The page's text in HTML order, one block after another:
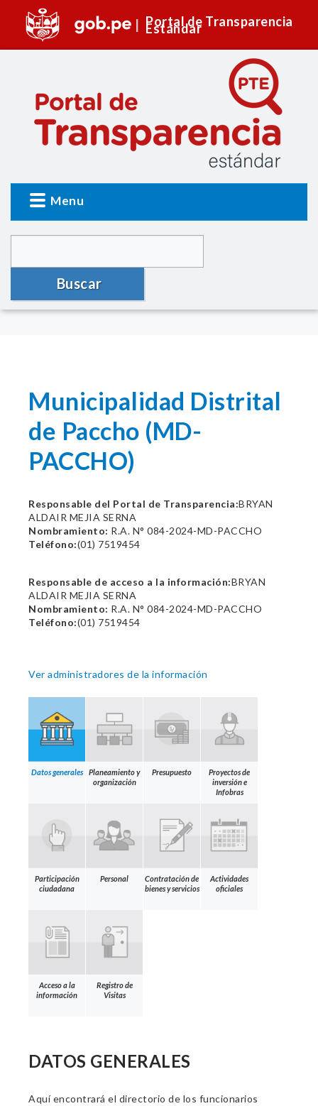
Portal de Transparencia
Estándar
Menu
Buscar
Municipalidad Distrital
de Paccho (MD-
PACCHO)
Responsable del Portal de Transparencia:BRYAN
ALDAIR MEJIA SERNA
Nombramiento: R.A. N° 084-2024-MD-PACCHO
Teléfono:(01) 7519454
Responsable de acceso a la información:BRYAN
ALDAIR MEJIA SERNA
Nombramiento: R.A. N° 084-2024-MD-PACCHO
Teléfono:(01) 7519454
Ver administradores de la información
Datos generales
Planeamiento y
organización
Presupuesto
Proyectos de
inversión e
Infobras
Participación
ciudadana
Personal
Contratación de
bienes y servicios
Actividades
oficiales
Acceso a la
información
Registro de
Visitas
DATOS GENERALES
Aquí encontrará el directorio de los funcionarios